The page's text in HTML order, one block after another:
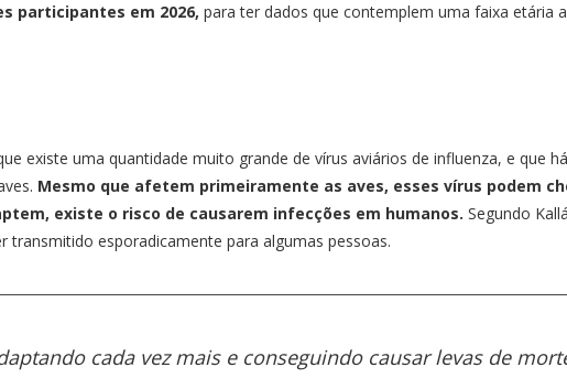
participantes em 2026, para ter dados que contemplem uma faixa etária
existe uma quantidade muito grande de vírus aviários de influenza, e que
Mesmo que afetem primeiramente as aves, esses vírus podem
existe o risco de causarem infecções em humanos. Segundo
transmitido esporadicamente para algumas pessoas.
cada vez mais e conseguindo causar levas de